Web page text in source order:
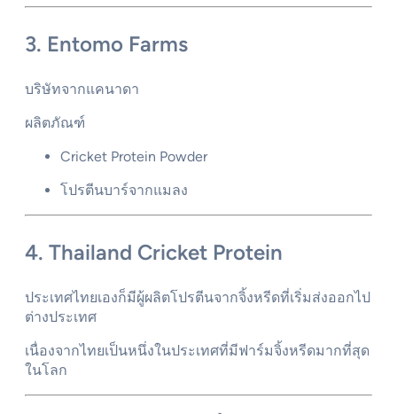
3. Entomo Farms
บริษัทจากแคนาดา
ผลิตภัณฑ์
Cricket Protein Powder
โปรตีนบาร์จากแมลง
4. Thailand Cricket Protein
ประเทศไทยเองก็มีผู้ผลิตโปรตีนจากจิ้งหรีดที่เริ่มส่งออกไป
ต่างประเทศ
เนื่องจากไทยเป็นหนึ่งในประเทศที่มีฟาร์มจิ้งหรีดมากที่สุด
ในโลก